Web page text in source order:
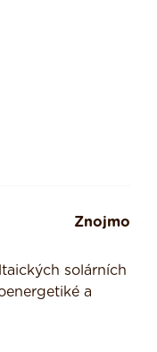
Znojmo
solárních
a